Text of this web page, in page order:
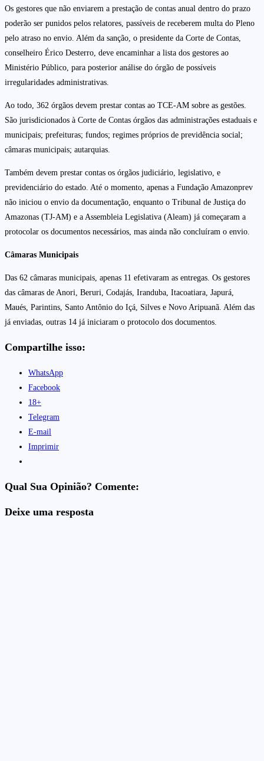
Os gestores que não enviarem a prestação de contas anual dentro do prazo
poderão ser punidos pelos relatores, passíveis de receberem multa do Pleno
pelo atraso no envio. Além da sanção, o presidente da Corte de Contas,
conselheiro Érico Desterro, deve encaminhar a lista dos gestores ao
Ministério Público, para posterior análise do órgão de possíveis
irregularidades administrativas.
Ao todo, 362 órgãos devem prestar contas ao TCE-AM sobre as gestões.
São jurisdicionados à Corte de Contas órgãos das administrações estaduais e
municipais; prefeituras; fundos; regimes próprios de previdência social;
câmaras municipais; autarquias.
Também devem prestar contas os órgãos judiciário, legislativo, e
previdenciário do estado. Até o momento, apenas a Fundação Amazonprev
não iniciou o envio da documentação, enquanto o Tribunal de Justiça do
Amazonas (TJ-AM) e a Assembleia Legislativa (Aleam) já começaram a
protocolar os documentos necessários, mas ainda não concluíram o envio.
Câmaras Municipais
Das 62 câmaras municipais, apenas 11 efetivaram as entregas. Os gestores
das câmaras de Anori, Beruri, Codajás, Iranduba, Itacoatiara, Japurá,
Maués, Parintins, Santo Antônio do Içá, Silves e Novo Aripuanã. Além das
já enviadas, outras 14 já iniciaram o protocolo dos documentos.
Compartilhe isso:
WhatsApp
Facebook
18+
Telegram
E-mail
Imprimir
Qual Sua Opinião? Comente:
Deixe uma resposta